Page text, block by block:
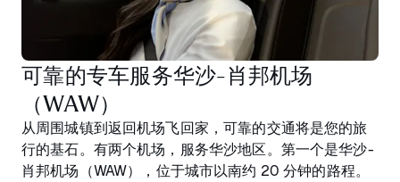
可靠的专车服务华沙-肖邦机场
（WAW）
从周围城镇到返回机场飞回家，可靠的交通将是您的旅
行的基石。有两个机场，服务华沙地区。第一个是华沙-
肖邦机场（WAW），位于城市以南约 20 分钟的路程。